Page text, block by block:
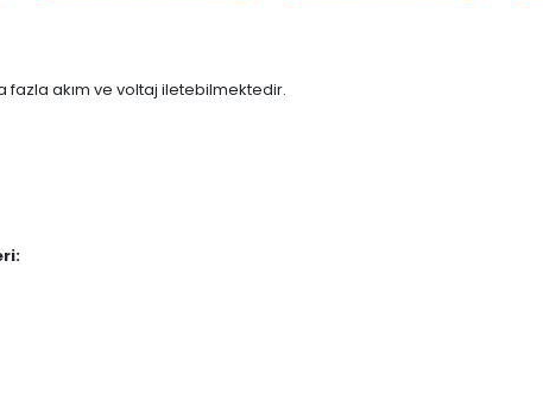
akım ve voltaj iletebilmektedir.